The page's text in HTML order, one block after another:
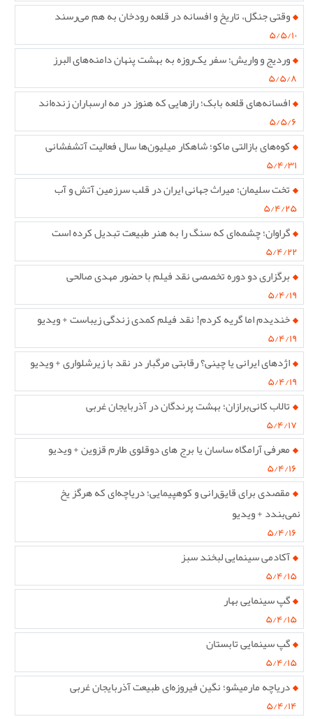
وقتی جنگل، تاریخ و افسانه در قلعه رودخان به هم می‌رسند
۵/۵/۱۰
وردیج و واریش؛ سفر یک‌روزه به بهشت پنهان دامنه‌های البرز
۵/۵/۸
افسانه‌های قلعه بابک؛ رازهایی که هنوز در مه ارسباران زنده‌اند
۵/۵/۶
کوه‌های بازالتی ماکو؛ شاهکار میلیون‌ها سال فعالیت آتشفشانی
۵/۴/۳۱
تخت سلیمان؛ میراث جهانی ایران در قلب سرزمین آتش و آب
۵/۴/۲۵
گراوان؛ چشمه‌ای که سنگ را به هنر طبیعت تبدیل کرده است
۵/۴/۲۲
برگزاری دو دوره تخصصی نقد فیلم با حضور مهدی صالحی
۵/۴/۱۹
خندیدم اما گریه کردم! نقد فیلم کمدی زندگی زیباست + ویدیو
۵/۴/۱۹
اژدهای ایرانی یا چینی؟ رقابتی مرگبار در نقد با زیرشلواری + ویدیو
۵/۴/۱۹
تالاب کانی‌برازان؛ بهشت پرندگان در آذربایجان غربی
۵/۴/۱۷
معرفی آرامگاه ساسان یا برج های دوقلوی طارم قزوین + ویدیو
۵/۴/۱۶
مقصدی برای قایق‌رانی و کوهپیمایی؛ دریاچه‌ای که هرگز یخ
نمی‌بندد + ویدیو
۵/۴/۱۶
آکادمی سینمایی لبخند سبز
۵/۴/۱۵
گپ سینمایی بهار
۵/۴/۱۵
گپ سینمایی تابستان
۵/۴/۱۵
دریاچه مارمیشو؛ نگین فیروزه‌ای طبیعت آذربایجان غربی
۵/۴/۱۴